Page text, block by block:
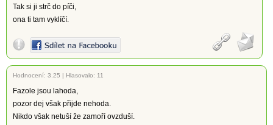
Tak si ji strč do píči,
ona ti tam vyklíčí.
Hodnocení: 3.25 | Hlasovalo: 11
Fazole jsou lahoda,
pozor dej však přijde nehoda.
Nikdo však netuší že zamoří ovzduší.